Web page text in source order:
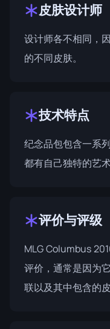
皮肤设计师
设计师各不相同，
的不同皮肤。
技术特点
纪念品包包含一系
都有自己独特的艺
评价与评级
MLG Columbus
评价，通常是因为
联以及其中包含的皮